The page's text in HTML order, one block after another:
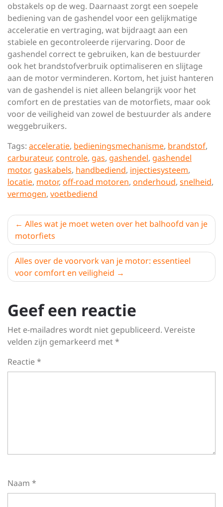
obstakels op de weg. Daarnaast zorgt een soepele
bediening van de gashendel voor een gelijkmatige
acceleratie en vertraging, wat bijdraagt aan een
stabiele en gecontroleerde rijervaring. Door de
gashendel correct te gebruiken, kan de bestuurder
ook het brandstofverbruik optimaliseren en slijtage
aan de motor verminderen. Kortom, het juist hanteren
van de gashendel is niet alleen belangrijk voor het
comfort en de prestaties van de motorfiets, maar ook
voor de veiligheid van zowel de bestuurder als andere
weggebruikers.
Tags: acceleratie, bedieningsmechanisme, brandstof,
carburateur, controle, gas, gashendel, gashendel
motor, gaskabels, handbediend, injectiesysteem,
locatie, motor, off-road motoren, onderhoud, snelheid,
vermogen, voetbediend
Berichtnavigatie
Alles wat je moet weten over het balhoofd van je
motorfiets
Alles over de voorvork van je motor: essentieel
voor comfort en veiligheid
Geef een reactie
Het e-mailadres wordt niet gepubliceerd. Vereiste
velden zijn gemarkeerd met*
Reactie*
Naam *